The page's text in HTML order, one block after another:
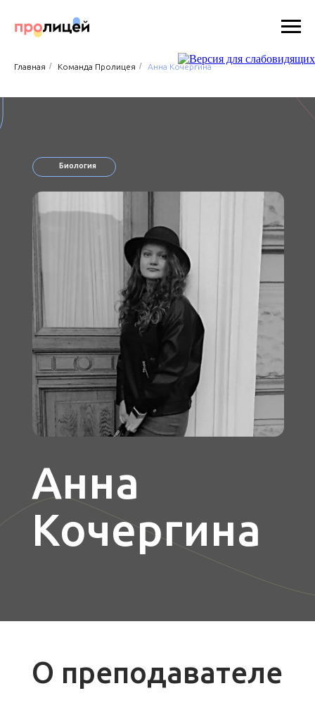
Главная / Команда Пролицея / Анна Кочергина
Анна
Кочергина
О преподавателе